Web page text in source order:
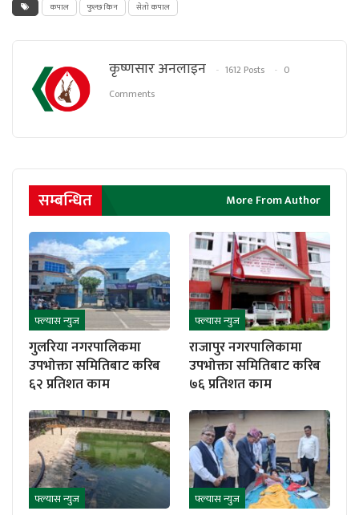
कपाल फुल्छ किन सेताे कपाल
कृष्णसार अनलाइन 1612 Posts
0
Comments
सम्बन्धित More From Author
फ्ल्यास न्युज
गुलरिया नगरपालिकमा
उपभोक्ता समितिबाट करिब
६२ प्रतिशत काम
फ्ल्यास न्युज
राजापुर नगरपालिकामा
उपभोक्ता समितिबाट करिब
७६ प्रतिशत काम
फ्ल्यास न्युज फ्ल्यास न्युज